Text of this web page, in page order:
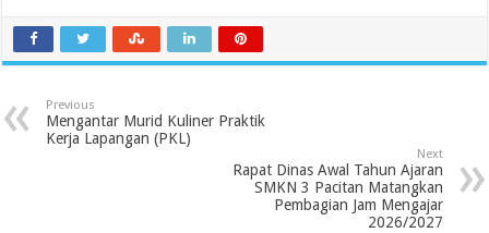
Previous
Mengantar Murid Kuliner Praktik
Kerja Lapangan (PKL)
Next
Rapat Dinas Awal Tahun Ajaran
SMKN 3 Pacitan Matangkan
Pembagian Jam Mengajar
2026/2027